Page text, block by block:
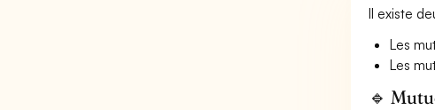
Il existe
Les
Les
🔹